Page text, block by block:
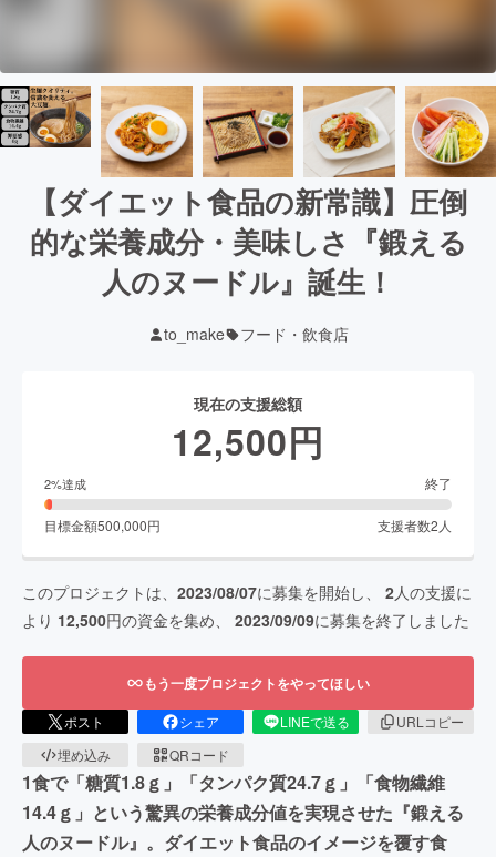
【ダイエット食品の新常識】圧倒
的な栄養成分・美味しさ『鍛える
人のヌードル』誕生！
to_make フード・飲食店
現在の支援総額
12,500円
2%達成 終了
目標金額500,000円 支援者数2 人
このプロジェクトは、 2023/08/07に募集を開始し、 2人の支援に
より 12,500円の資金を集め、 2023/09/09に募集を終了しました
もう一度プロジェクトをやってほしい
ポスト シェア LINEで送る
URLコピー
埋め込み
QRコード
1食で「糖質1.8ｇ」「タンパク質24.7ｇ」「食物繊維
14.4ｇ」という驚異の栄養成分値を実現させた『鍛える
人のヌードル』。ダイエット食品のイメージを覆す食